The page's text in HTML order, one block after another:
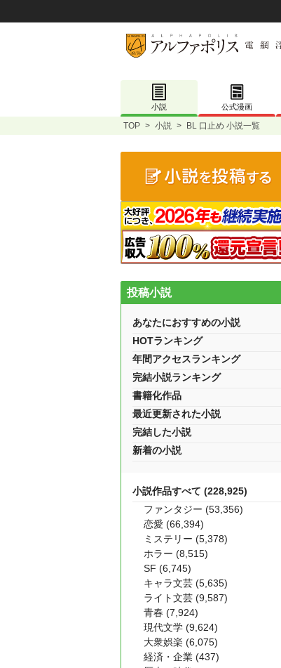
小説 公式漫画
TOP > 小説 > BL 口止め 小説一覧
投稿小説
あなたにおすすめの小説
HOTランキング
年間アクセスランキング
完結小説ランキング
書籍化作品
最近更新された小説
完結した小説
新着の小説
小説作品すべて (228,925)
ファンタジー (53,356)
恋愛 (66,394)
ミステリー (5,378)
ホラー (8,515)
SF (6,745)
キャラ文芸 (5,635)
ライト文芸 (9,587)
青春 (7,924)
現代文学 (9,624)
大衆娯楽 (6,075)
経済・企業 (437)